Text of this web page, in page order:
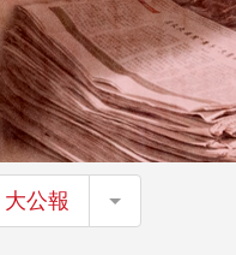
大公報 大公報